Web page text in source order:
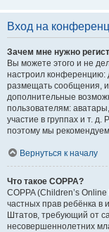
Вход на
Зачем мне нужно
Вы можете этого и не
настроил конференцию:
размещать сообщения,
дополнительные
пользователям:
участие в группах и т. д.
поэтому мы
Вернуться к началу
Что такое COPPA?
COPPA (Children’s
частных прав ребёнка в
Штатов, требующий от
несовершеннолетних